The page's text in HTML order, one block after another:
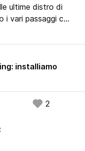
ultime distro di
i vari passaggi che
a chi è alle
Open
installiamo
2